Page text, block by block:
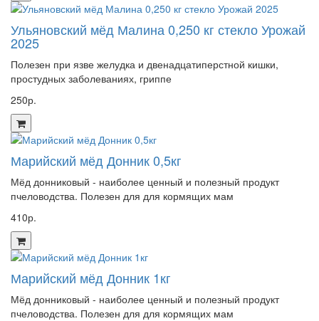
Ульяновский мёд Малина 0,250 кг стекло Урожай
2025
Полезен при язве желудка и двенадцатиперстной кишки,
простудных заболеваниях, гриппе
250р.
Марийский мёд Донник 0,5кг
Мёд донниковый - наиболее ценный и полезный продукт
пчеловодства. Полезен для для кормящих мам
410р.
Марийский мёд Донник 1кг
Мёд донниковый - наиболее ценный и полезный продукт
пчеловодства. Полезен для для кормящих мам